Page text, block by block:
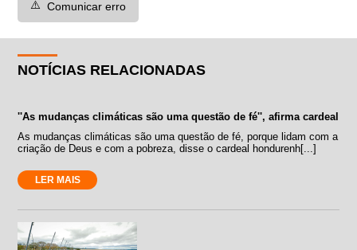
⚠️ Comunicar erro
NOTÍCIAS RELACIONADAS
''As mudanças climáticas são uma questão de fé'', afirma cardeal
As mudanças climáticas são uma questão de fé, porque lidam com a
criação de Deus e com a pobreza, disse o cardeal hondurenh[...]
LER MAIS